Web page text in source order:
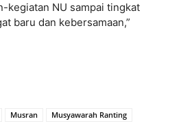
kegiatan NU sampai tingkat
baru dan kebersamaan,”
Musran
Musyawarah Ranting